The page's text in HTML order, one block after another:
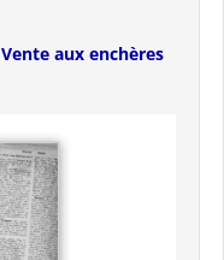
Vente aux enchères